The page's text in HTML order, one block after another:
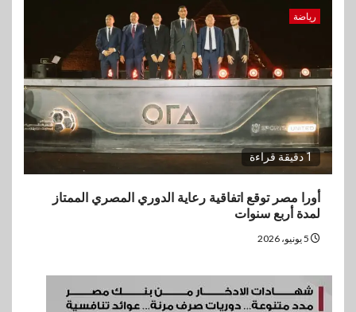
رياضة
1 دقيقة قراءة
أورا مصر توقع اتفاقية رعاية الدوري المصري الممتاز
لمدة أربع سنوات